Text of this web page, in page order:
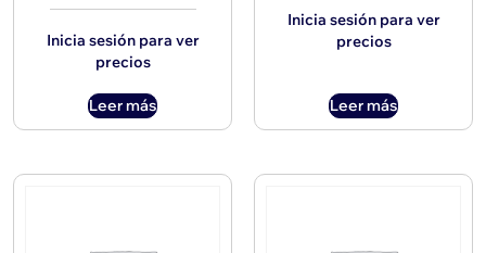
Inicia sesión para ver
precios
Leer más
Inicia sesión para ver
precios
Leer más